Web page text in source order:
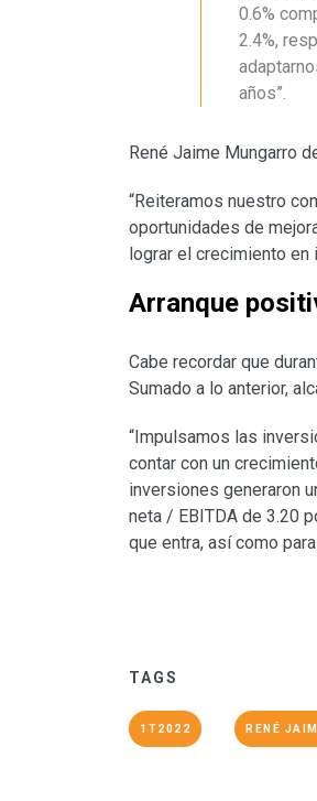
0.6%
2.4%,
años”.
René Jaime Mungarro
“Reiteramos nuestro
oportunidades de
lograr el crecimiento
Arranque
Cabe recordar que
Sumado a lo anterior,
“Impulsamos las
contar con un
inversiones generaron
neta / EBITDA de 3.20
que entra, así como
TAGS
1T2022 RENÉ